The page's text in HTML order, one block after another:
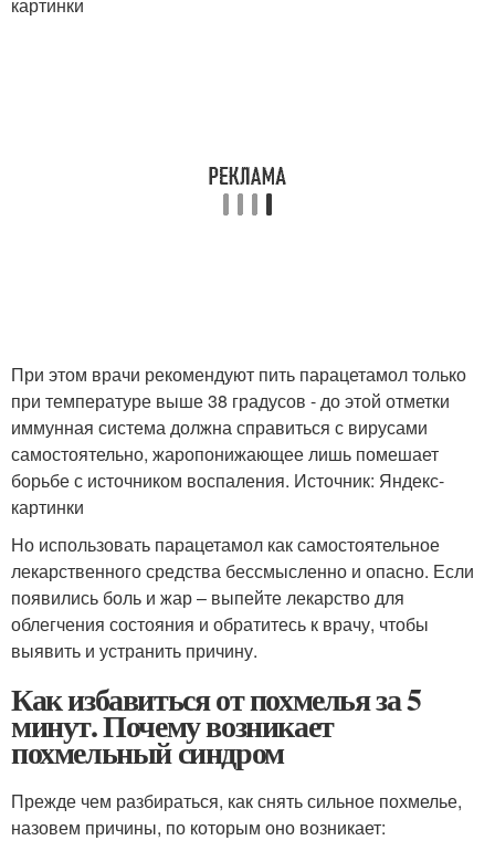
При этом врачи рекомендуют пить парацетамол только
при температуре выше 38 градусов - до этой отметки
иммунная система должна справиться с вирусами
самостоятельно, жаропонижающее лишь помешает
борьбе с источником воспаления. Источник: Яндекс-
картинки
Но использовать парацетамол как самостоятельное
лекарственного средства бессмысленно и опасно. Если
появились боль и жар – выпейте лекарство для
облегчения состояния и обратитесь к врачу, чтобы
выявить и устранить причину.
Как избавиться от похмелья за 5
минут. Почему возникает
похмельный синдром
Прежде чем разбираться, как снять сильное похмелье,
назовем причины, по которым оно возникает: